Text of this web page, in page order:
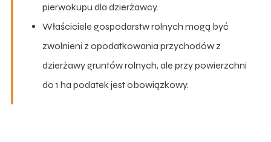
pierwokupu dla dzierżawcy.
Właściciele gospodarstw rolnych mogą być
zwolnieni z opodatkowania przychodów z
dzierżawy gruntów rolnych, ale przy powierzchni
do 1 ha podatek jest obowiązkowy.